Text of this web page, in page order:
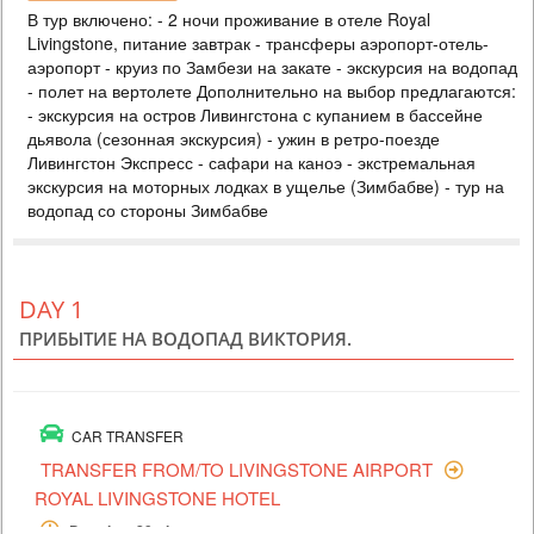
ZAMBEZI SAFARI LODGE
PRICE BY REQUEST
ZIMBABWE
4 DAYS
Safari
Included: - 3 nights accommodation at Imbalala Lodge on full board
basis, local drinks - all transfers - Victoria Falls visit - Full day Chobe
National Park (river safari, lunch and game drive) - morning and
afternoon safari in Zambezi NP (private concession) - morning and
afternoon river safari
В тур включено: - 2 ночи проживание в отеле Royal
Livingstone, питание завтрак - трансферы аэропорт-отель-
аэропорт - круиз по Замбези на закате - экскурсия на водопад
- полет на вертолете Дополнительно на выбор предлагаются:
- экскурсия на остров Ливингстона с купанием в бассейне
дьявола (сезонная экскурсия) - ужин в ретро-поезде
Ливингстон Экспресс - сафари на каноэ - экстремальная
экскурсия на моторных лодках в ущелье (Зимбабве) - тур на
водопад со стороны Зимбабве
DAY 1
ПРИБЫТИЕ НА ВОДОПАД ВИКТОРИЯ.
CAR TRANSFER
TRANSFER FROM/TO LIVINGSTONE AIRPORT
ROYAL LIVINGSTONE HOTEL